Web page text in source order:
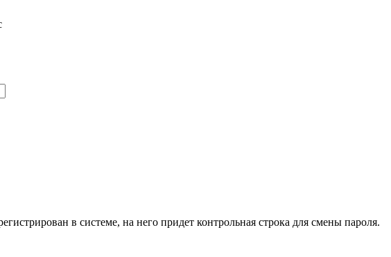
в системе, на него придет контрольная строка для смены пароля.